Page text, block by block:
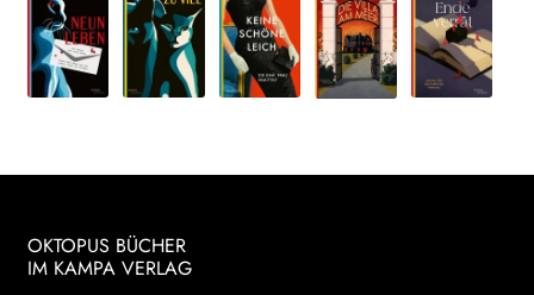
OKTOPUS BÜCHER
IM KAMPA VERLAG